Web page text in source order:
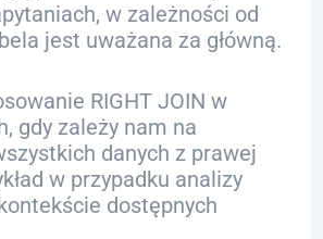
w zależności od
jest uważana za główną.
RIGHT JOIN w
gdy zależy nam na
danych z prawej
w przypadku analizy
dostępnych